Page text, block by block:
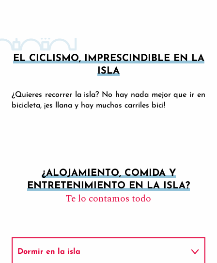
EL CICLISMO, IMPRESCINDIBLE EN LA
ISLA
¿Quieres recorrer la isla? No hay nada mejor que ir en
bicicleta, ¡es llana y hay muchos carriles bici!
¿ALOJAMIENTO, COMIDA Y
ENTRETENIMIENTO EN LA ISLA?
Te lo contamos todo
Dormir en la isla